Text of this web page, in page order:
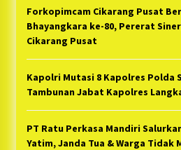
Forkopimcam Cikarang Pusat
Bhayangkara ke-80, Pererat
Cikarang Pusat
Kapolri Mutasi 8 Kapolres Polda
Tambunan Jabat Kapolres
PT Ratu Perkasa Mandiri
Yatim, Janda Tua & Warga Tidak